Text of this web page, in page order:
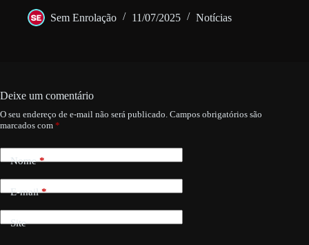
Sem Enrolação 11/07/2025 Notícias
Deixe um comentário
O seu endereço de e-mail não será publicado. Campos obrigatórios são
marcados com *
Nome*
E-mail*
Site